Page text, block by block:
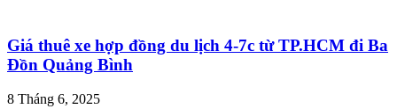
Giá thuê xe hợp đồng du lịch 4-7c từ TP.HCM đi Ba
Đồn Quảng Bình
8 Tháng 6, 2025